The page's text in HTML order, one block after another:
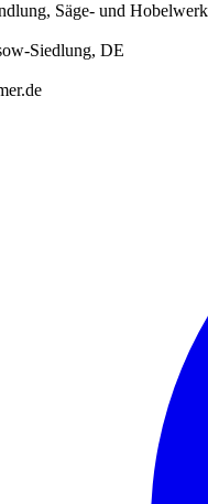
Säge- und
Siedlung, DE